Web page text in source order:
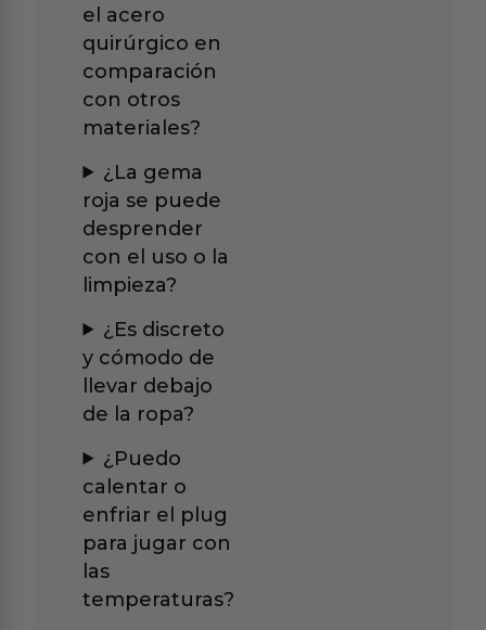
el acero
quirúrgico en
comparación
con otros
materiales?
¿La gema
roja se puede
desprender
con el uso o la
limpieza?
¿Es discreto
y cómodo de
llevar debajo
de la ropa?
¿Puedo
calentar o
enfriar el plug
para jugar con
las
temperaturas?